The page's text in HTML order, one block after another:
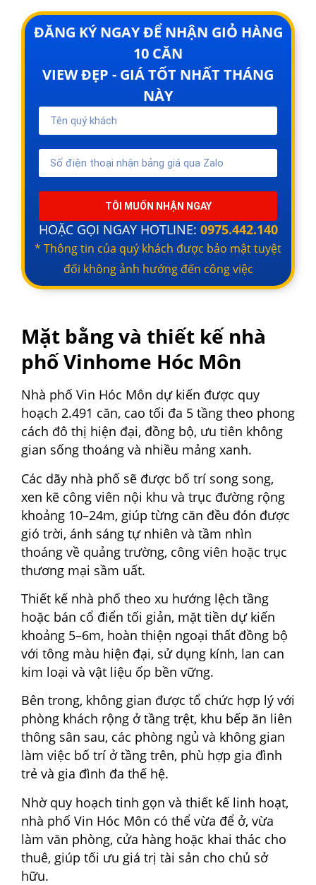
ĐĂNG KÝ NGAY ĐỂ NHẬN GIỎ HÀNG
10 CĂN
VIEW ĐẸP - GIÁ TỐT NHẤT THÁNG
NÀY
TÔI MUỐN NHẬN NGAY
HOẶC GỌI NGAY HOTLINE: 0975.442.140
* Thông tin của quý khách được bảo mật tuyệt
đối không ảnh hướng đến công việc
Mặt bằng và thiết kế nhà
phố Vinhome Hóc Môn
Nhà phố Vin Hóc Môn dự kiến được quy
hoạch 2.491 căn, cao tối đa 5 tầng theo phong
cách đô thị hiện đại, đồng bộ, ưu tiên không
gian sống thoáng và nhiều mảng xanh.
Các dãy nhà phố sẽ được bố trí song song,
xen kẽ công viên nội khu và trục đường rộng
khoảng 10–24m, giúp từng căn đều đón được
gió trời, ánh sáng tự nhiên và tầm nhìn
thoáng về quảng trường, công viên hoặc trục
thương mại sầm uất.
Thiết kế nhà phố theo xu hướng lệch tầng
hoặc bán cổ điển tối giản, mặt tiền dự kiến
khoảng 5–6m, hoàn thiện ngoại thất đồng bộ
với tông màu hiện đại, sử dụng kính, lan can
kim loại và vật liệu ốp bền vững.
Bên trong, không gian được tổ chức hợp lý với
phòng khách rộng ở tầng trệt, khu bếp ăn liên
thông sân sau, các phòng ngủ và không gian
làm việc bố trí ở tầng trên, phù hợp gia đình
trẻ và gia đình đa thế hệ.
Nhờ quy hoạch tinh gọn và thiết kế linh hoạt,
nhà phố Vin Hóc Môn có thể vừa để ở, vừa
làm văn phòng, cửa hàng hoặc khai thác cho
thuê, giúp tối ưu giá trị tài sản cho chủ sở
hữu.